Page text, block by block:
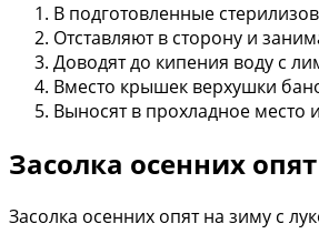
В подготовленные
Отставляют в сторону и
Доводят до кипения воду с
Вместо крышек верхушки
Выносят в прохладное место
Засолка осенних
Засолка осенних опят на зиму с